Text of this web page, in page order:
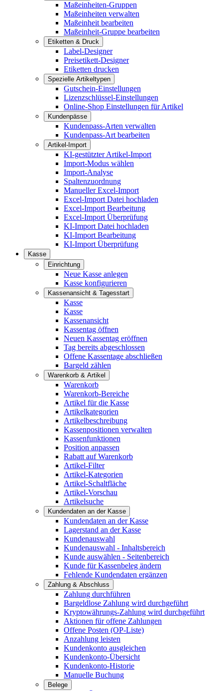
Maßeinheiten-Gruppen
Maßeinheiten verwalten
Maßeinheit bearbeiten
Maßeinheit-Gruppe bearbeiten
Etiketten & Druck
Label-Designer
Preisetikett-Designer
Etiketten drucken
Spezielle Artikeltypen
Gutschein-Einstellungen
Lizenzschlüssel-Einstellungen
Online-Shop Einstellungen für Artikel
Kundenpässe
Kundenpass-Arten verwalten
Kundenpass-Art bearbeiten
Artikel-Import
KI-gestützter Artikel-Import
Import-Modus wählen
Import-Analyse
Spaltenzuordnung
Manueller Excel-Import
Excel-Import Datei hochladen
Excel-Import Bearbeitung
Excel-Import Überprüfung
KI-Import Datei hochladen
KI-Import Bearbeitung
KI-Import Überprüfung
Kasse
Einrichtung
Neue Kasse anlegen
Kasse konfigurieren
Kassenansicht & Tagesstart
Kasse
Kasse
Kassenansicht
Kassentag öffnen
Neuen Kassentag eröffnen
Tag bereits abgeschlossen
Offene Kassentage abschließen
Bargeld zählen
Warenkorb & Artikel
Warenkorb
Warenkorb-Bereiche
Artikel für die Kasse
Artikelkategorien
Artikelbeschreibung
Kassenpositionen verwalten
Kassenfunktionen
Position anpassen
Rabatt auf Warenkorb
Artikel-Filter
Artikel-Kategorien
Artikel-Schaltfläche
Artikel-Vorschau
Artikelsuche
Kundendaten an der Kasse
Kundendaten an der Kasse
Lagerstand an der Kasse
Kundenauswahl
Kundenauswahl - Inhaltsbereich
Kunde auswählen - Seitenbereich
Kunde für Kassenbeleg ändern
Fehlende Kundendaten ergänzen
Zahlung & Abschluss
Zahlung durchführen
Bargeldlose Zahlung wird durchgeführt
Kryptowährungs-Zahlung wird durchgeführt
Aktionen für offene Zahlungen
Offene Posten (OP-Liste)
Anzahlung leisten
Kundenkonto ausgleichen
Kundenkonto-Übersicht
Kundenkonto-Historie
Manuelle Buchung
Belege